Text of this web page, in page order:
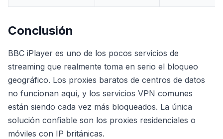
Conclusión
BBC iPlayer es uno de los pocos servicios de
streaming que realmente toma en serio el bloqueo
geográfico. Los proxies baratos de centros de datos
no funcionan aquí, y los servicios VPN comunes
están siendo cada vez más bloqueados. La única
solución confiable son los proxies residenciales o
móviles con IP británicas.